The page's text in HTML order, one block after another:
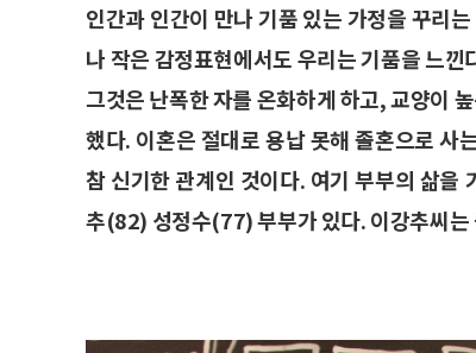
인간과 인간이 만나 기품 있는 가정을 꾸리
나 작은 감정표현에서도 우리는 기품을 느
그것은 난폭한 자를 온화하게 하고, 교양이
했다. 이혼은 절대로 용납 못해 졸혼으로 사
참 신기한 관계인 것이다. 여기 부부의 삶을
추(82) 성정수(77) 부부가 있다. 이강추씨는